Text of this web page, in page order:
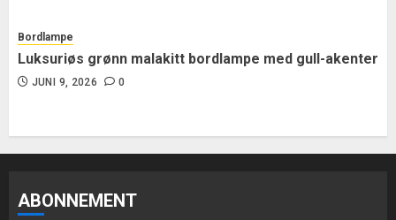
Bordlampe
Luksuriøs grønn malakitt bordlampe med gull-akenter
JUNI 9, 2026 0
ABONNEMENT